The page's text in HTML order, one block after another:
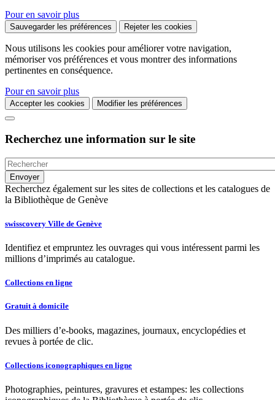
Pour en savoir plus
Sauvegarder les préférences Rejeter les cookies
Nous utilisons les cookies pour améliorer votre navigation,
mémoriser vos préférences et vous montrer des informations
pertinentes en conséquence.
Pour en savoir plus
Accepter les cookies Modifier les préférences
Recherchez une information sur le site
Recherchez également sur les sites de collections et les catalogues de
la Bibliothèque de Genève
swisscovery Ville de Genève
Identifiez et empruntez les ouvrages qui vous intéressent parmi les
millions d’imprimés au catalogue.
Collections en ligne
Gratuit à domicile
Des milliers d’e-books, magazines, journaux, encyclopédies et
revues à portée de clic.
Collections iconographiques en ligne
Photographies, peintures, gravures et estampes: les collections